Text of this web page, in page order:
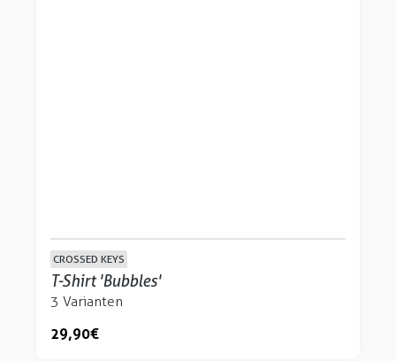
CROSSED KEYS
T-Shirt 'Bubbles'
3 Varianten
29,90 €